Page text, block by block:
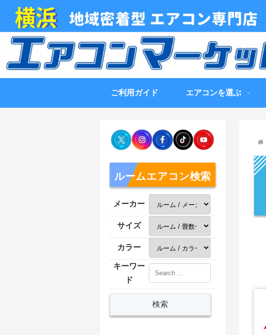
ご利用ガイド エアコンを選ぶ
ルームエアコン検索
メーカー
サイズ
カラー
キーワー
ド